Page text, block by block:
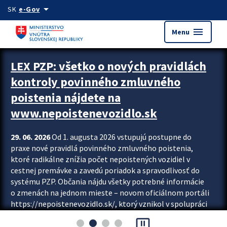
Preskocit na hlavný obsah
SK e-Govarrow_drop_down
Menu menu
Zastavit automatický posun upútavok
LEX PZP: všetko o nových pravidlách
kontroly povinného zmluvného
poistenia nájdete na
www.nepoistenevozidlo.sk
29. 06. 2026Od 1. augusta 2026 vstupujú postupne do
praxe nové pravidlá povinného zmluvného poistenia,
ktoré radikálne znížia počet nepoistených vozidiel v
cestnej premávke a zavedú poriadok a spravodlivosť do
systému PZP. Občania nájdu všetky potrebné informácie
o zmenách na jednom mieste – novom oficiálnom portáli
https://nepoistenevozidlo.sk/, ktorý vznikol v spolupráci